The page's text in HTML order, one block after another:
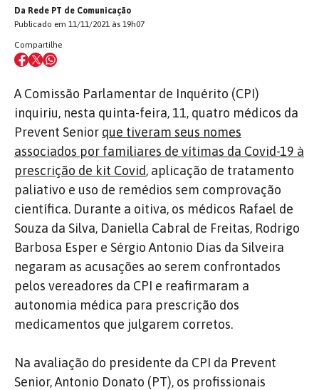
Da Rede PT de Comunicação
Publicado em 11/11/2021 às 19h07
Compartilhe
A Comissão Parlamentar de Inquérito (CPI)
inquiriu, nesta quinta-feira, 11, quatro médicos da
Prevent Senior que tiveram seus nomes
associados por familiares de vítimas da Covid-19 à
prescrição de kit Covid, aplicação de tratamento
paliativo e uso de remédios sem comprovação
científica. Durante a oitiva, os médicos Rafael de
Souza da Silva, Daniella Cabral de Freitas, Rodrigo
Barbosa Esper e Sérgio Antonio Dias da Silveira
negaram as acusações ao serem confrontados
pelos vereadores da CPI e reafirmaram a
autonomia médica para prescrição dos
medicamentos que julgarem corretos.
Na avaliação do presidente da CPI da Prevent
Senior, Antonio Donato (PT), os profissionais